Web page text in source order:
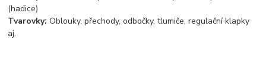
(hadice)
Tvarovky:Oblouky, přechody, odbočky, tlumiče, regulační klapky
aj.